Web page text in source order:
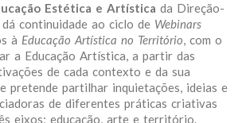
Estética e Artística da Direção-
continuidade ao ciclo de Webinars
à Educação Artística no Território, com o
a Educação Artística, a partir das
de cada contexto e da sua
pretende partilhar inquietações, ideias e
de diferentes práticas criativas
eixos: educação, arte e território.